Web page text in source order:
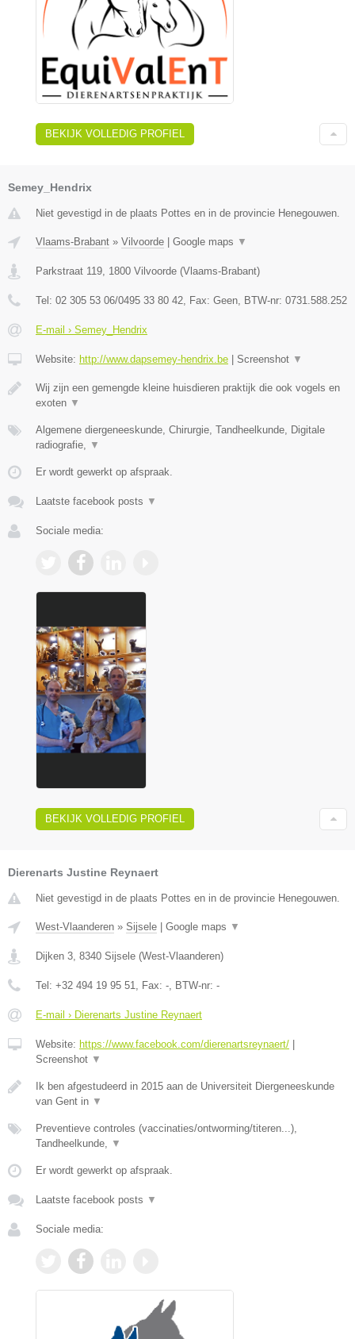
BEKIJK VOLLEDIG PROFIEL
Semey_Hendrix
Niet gevestigd in de plaats Pottes en in de provincie Henegouwen.
Vlaams-Brabant » Vilvoorde Google maps ▼
Parkstraat 119, 1800 Vilvoorde (Vlaams-Brabant)
Tel: 02 305 53 06/0495 33 80 42, Fax: Geen, BTW-nr: 0731.588.252
E-mail › Semey_Hendrix
Website: http://www.dapsemey-hendrix.be Screenshot ▼
Wij zijn een gemengde kleine huisdieren praktijk die ook vogels en
exoten ▼
Algemene diergeneeskunde, Chirurgie, Tandheelkunde, Digitale
radiografie, ▼
Er wordt gewerkt op afspraak.
Laatste facebook posts ▼
Sociale media:
BEKIJK VOLLEDIG PROFIEL
Dierenarts Justine Reynaert
Niet gevestigd in de plaats Pottes en in de provincie Henegouwen.
West-Vlaanderen » Sijsele | Google maps ▼
Dijken 3 8340 Sijsele (West-Vlaanderen)
Tel: +32 494 19 95 51 , Fax: - , BTW-nr: -
E-mail › Dierenarts Justine Reynaert
Website: https://www.facebook.com/dierenartsreynaert/ |
Screenshot ▼
Ik ben afgestudeerd in 2015 aan de Universiteit Diergeneeskunde
van Gent in ▼
Preventieve controles (vaccinaties/ontworming/titeren...),
Tandheelkunde,
▼
Er wordt gewerkt op afspraak.
Laatste facebook posts ▼
Sociale media: